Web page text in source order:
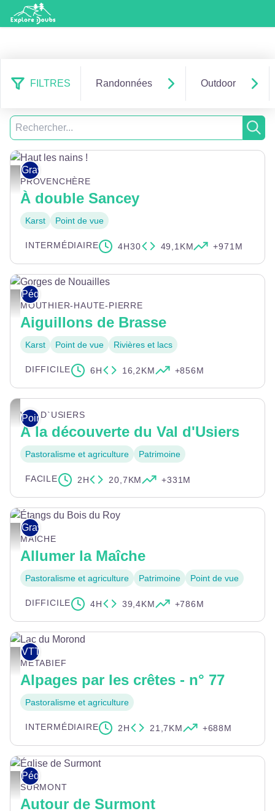
FILTRES Randonnées Outdoor
Recherche
Haut les nains ! - POC Studio
Gravel
PROVENCHÈRE
À double Sancey
Karst Point de vue
INTERMÉDIAIRE 4H30 49,1KM +971M
Gorges de Nouailles - © Albain CCLL
Pédestre
MOUTHIER-HAUTE-PIERRE
Aiguillons de Brasse
Karst Point de vue Rivières et lacs
DIFFICILE 6H 16,2KM +856M
©Doubstourisme_LaurentCheviet
Points-nœuds
VAL-D`USIERS
À la découverte du Val d'Usiers
Pastoralisme et agriculture Patrimoine
FACILE 2H 20,7KM +331M
Étangs du Bois du Roy - POC Studio
Gravel
MAÎCHE
Allumer la Maîche
Pastoralisme et agriculture Patrimoine Point de vue
DIFFICILE 4H 39,4KM +786M
Lac du Morond - OTPHD - C.Viey
VTT
MÉTABIEF
Alpages par les crêtes - n° 77
Pastoralisme et agriculture
INTERMÉDIAIRE 2H 21,7KM +688M
Église de Surmont - Wikimedia Commons - JGS25
Pédestre
SURMONT
Autour de Surmont